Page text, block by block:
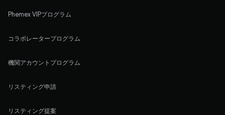
Phemex VIPプログラム
コラボレータープログラム
機関アカウントプログラム
リスティング申請
リスティング提案